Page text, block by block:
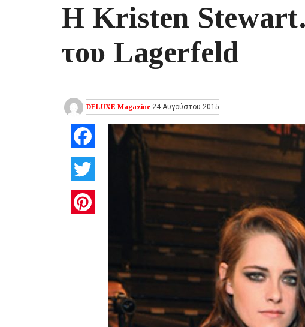
Η Kristen
του Lagerfeld
DELUXE Magazine 24 Αυγούστου 2015
Facebook